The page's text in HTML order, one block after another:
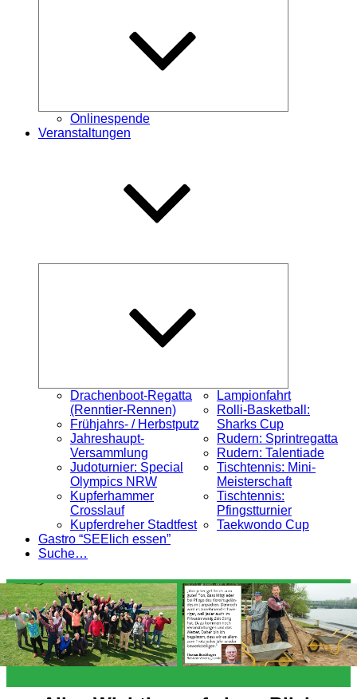
Onlinespende
Veranstaltungen
Drachenboot-Regatta
(Renntier-Rennen)
Frühjahrs- / Herbstputz
Jahreshaupt-
Versammlung
Judoturnier: Special
Olympics NRW
Kupferhammer
Crosslauf
Kupferdreher Stadtfest
Lampionfahrt
Rolli-Basketball:
Sharks Cup
Rudern: Sprintregatta
Rudern: Talentiade
Tischtennis: Mini-
Meisterschaft
Tischtennis:
Pfingstturnier
Taekwondo Cup
Gastro “SEElich essen”
Suche…